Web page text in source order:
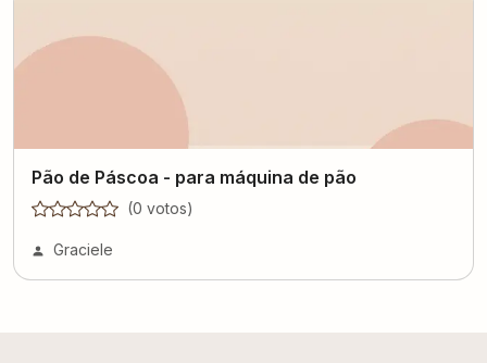
Pão de Páscoa - para máquina de pão
(0 votos)
Graciele